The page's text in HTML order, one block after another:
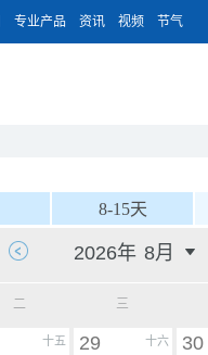
专业产品 资讯 视频 节气
8-15天
二 三
十五 十六
29 30